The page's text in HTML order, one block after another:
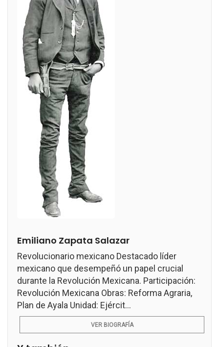
Emiliano Zapata Salazar
Revolucionario mexicano Destacado líder
mexicano que desempeñó un papel crucial
durante la Revolución Mexicana. Participación:
Revolución Mexicana Obras: Reforma Agraria,
Plan de Ayala Unidad: Ejércit...
VER BIOGRAFÍA